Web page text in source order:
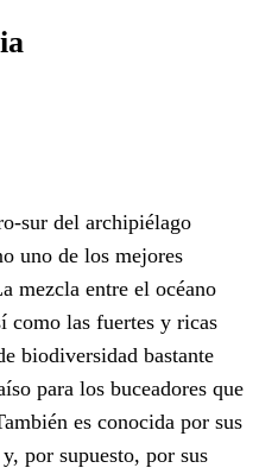
sur del archipiélago
uno de los mejores
mezcla entre el océano
como las fuertes y ricas
biodiversidad bastante
para los buceadores que
es conocida por sus
por supuesto, por sus